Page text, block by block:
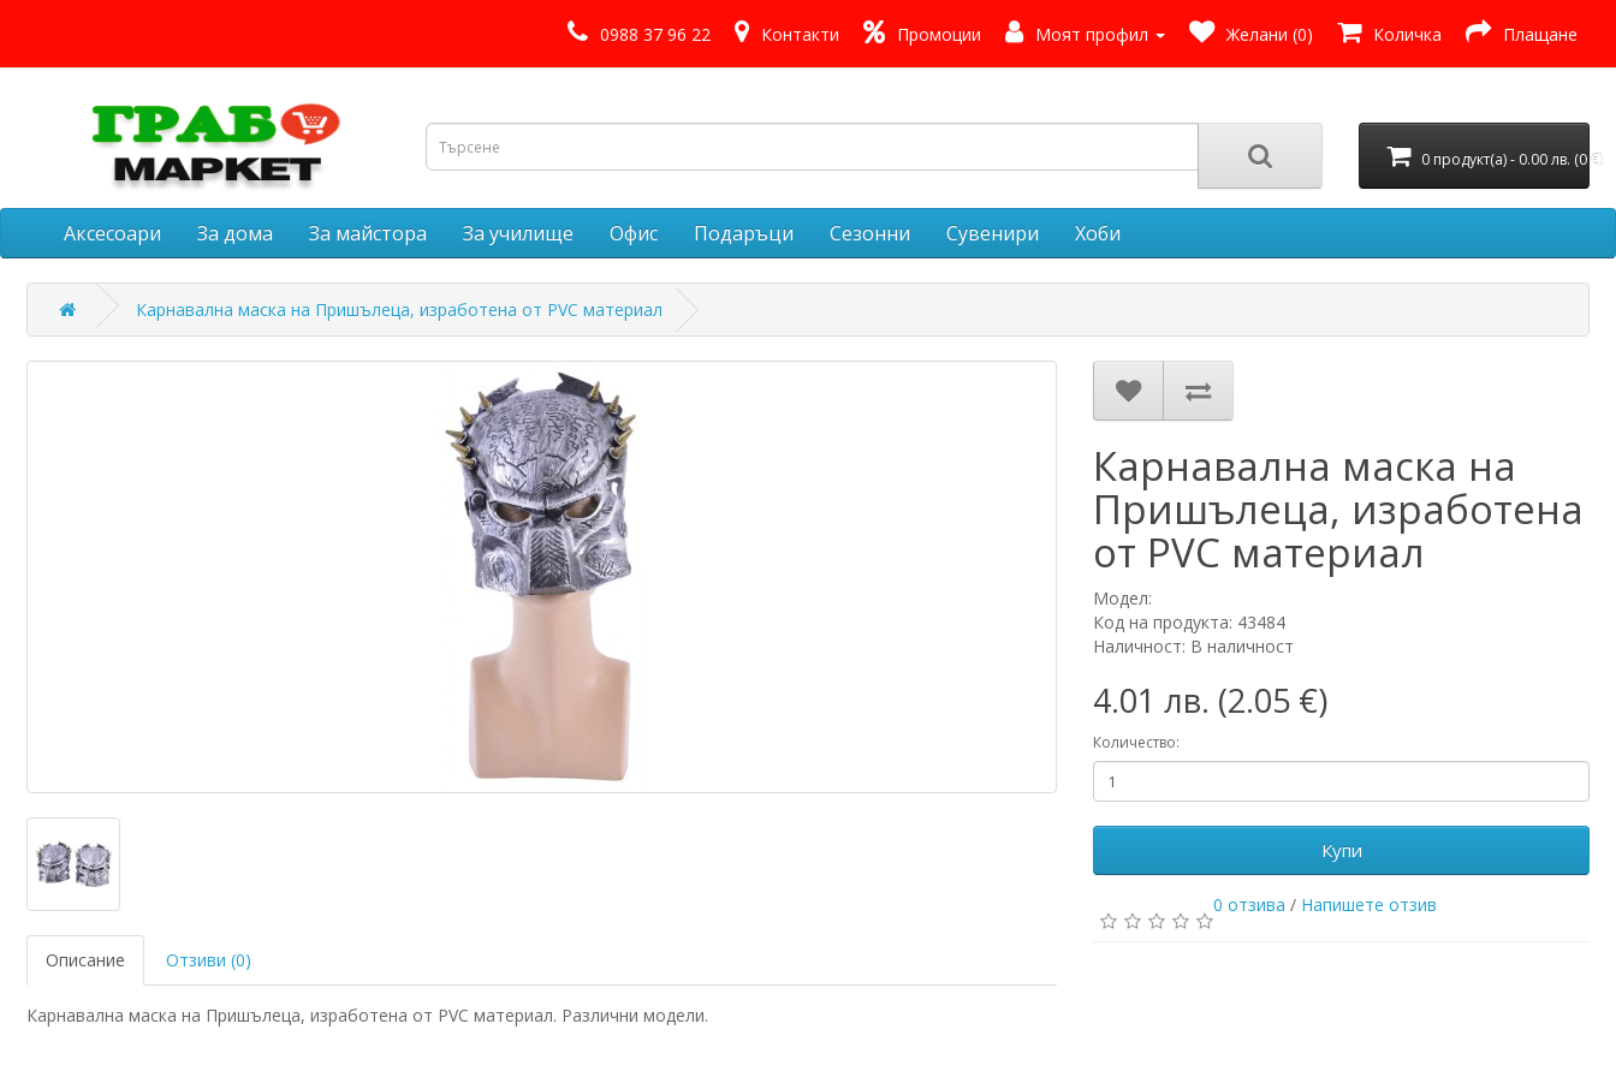
0988 37 96 22 Контакти Промоции Моят профил Желани (0) Количка Плащане
0 продукт(а) - 0.00 лв. (0 €)
Аксесоари За дома За майстора За училище Офис Подаръци Сезонни Сувенири Хоби
Карнавална маска на Пришълеца, изработена от PVC материал
Описание Отзиви (0)
Карнавална маска на Пришълеца, изработена от PVC материал. Различни модели.
Карнавална маска на
Пришълеца, изработена
от PVC материал
Модел:
Код на продукта: 43484
Наличност: В наличност
4.01 лв. (2.05 €)
Количество:
Купи
0 отзива / Напишете отзив